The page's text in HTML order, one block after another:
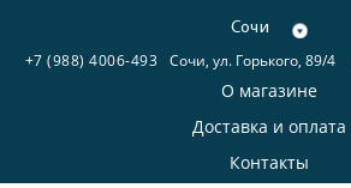
Сочи
+7 (988) 4006-493 Сочи, ул. Горького, 89/4
О магазине
Доставка и оплата
Контакты